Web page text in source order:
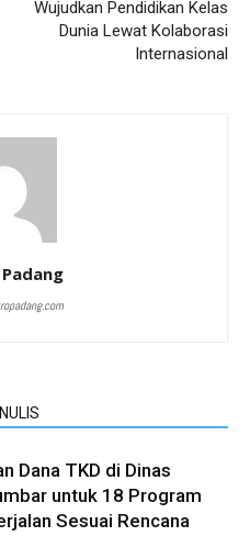
Wujudkan Pendidikan Kelas
Dunia Lewat Kolaborasi
Internasional
Dana TKD di Dinas
untuk 18 Program
Sesuai Rencana